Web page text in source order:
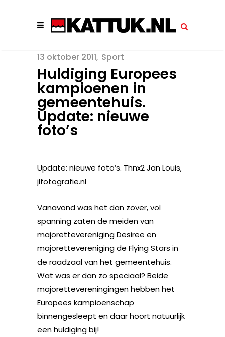
13 oktober 2011 Sport
Huldiging Europees
kampioenen in
gemeentehuis.
Update: nieuwe
foto’s
Update: nieuwe foto’s. Thnx2 Jan Louis,
jlfotografie.nl
Vanavond was het dan zover, vol
spanning zaten de meiden van
majorettevereniging Desiree en
majorettevereniging de Flying Stars in
de raadzaal van het gemeentehuis.
Wat was er dan zo speciaal? Beide
majorettevereningingen hebben het
Europees kampioenschap
binnengesleept en daar hoort natuurlijk
een huldiging bij!